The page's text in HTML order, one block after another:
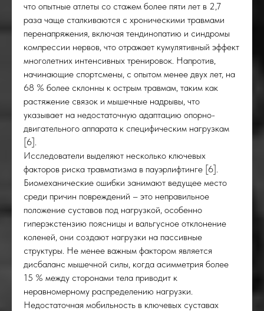
что опытные атлеты со стажем более пяти лет в 2,7
раза чаще сталкиваются с хроническими травмами
перенапряжения, включая тендинопатию и синдромы
компрессии нервов, что отражает кумулятивный эффект
многолетних интенсивных тренировок. Напротив,
начинающие спортсмены, с опытом менее двух лет, на
68 % более склонны к острым травмам, таким как
растяжение связок и мышечные надрывы, что
указывает на недостаточную адаптацию опорно-
двигательного аппарата к специфическим нагрузкам
[6].
Исследователи выделяют несколько ключевых
факторов риска травматизма в пауэрлифтинге [6].
Биомеханические ошибки занимают ведущее место
среди причин повреждений – это неправильное
положение суставов под нагрузкой, особенно
гиперэкстензию поясницы и вальгусное отклонение
коленей, они создают нагрузки на пассивные
структуры. Не менее важным фактором является
дисбаланс мышечной силы, когда асимметрия более
15 % между сторонами тела приводит к
неравномерному распределению нагрузки.
Недостаточная мобильность в ключевых суставах